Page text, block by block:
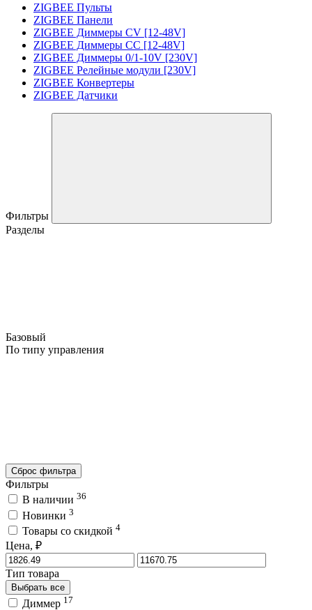
ZIGBEE Пульты
ZIGBEE Панели
ZIGBEE Диммеры CV [12-48V]
ZIGBEE Диммеры CC [12-48V]
ZIGBEE Диммеры 0/1-10V [230V]
ZIGBEE Релейные модули [230V]
ZIGBEE Конвертеры
ZIGBEE Датчики
Фильтры
Разделы
Базовый
По типу управления
Сброс фильтра
Фильтры
В наличии 36
Новинки 3
Товары со скидкой 4
Цена, ₽
Тип товара
Выбрать все
Диммер 17